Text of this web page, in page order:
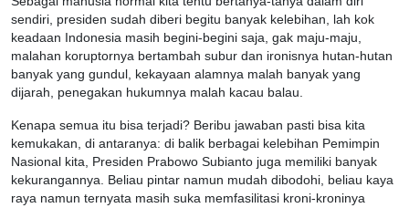
sendiri, presiden sudah diberi begitu banyak kelebihan, lah kok
keadaan Indonesia masih begini-begini saja, gak maju-maju,
malahan koruptornya bertambah subur dan ironisnya hutan-hutan
banyak yang gundul, kekayaan alamnya malah banyak yang
dijarah, penegakan hukumnya malah kacau balau.
Kenapa semua itu bisa terjadi? Beribu jawaban pasti bisa kita
kemukakan, di antaranya: di balik berbagai kelebihan Pemimpin
Nasional kita, Presiden Prabowo Subianto juga memiliki banyak
kekurangannya. Beliau pintar namun mudah dibodohi, beliau kaya
raya namun ternyata masih suka memfasilitasi kroni-kroninya